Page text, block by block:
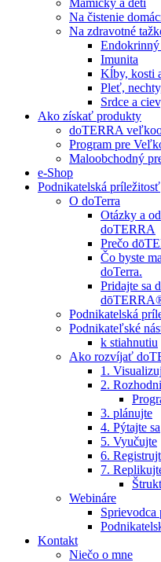
Mamičky a deti
Na čistenie
Na zdravotné
Endokrinný
Imunita
Kĺby, kosti
Pleť,
Srdce a
Ako získať produkty
doTERRA
Program pre
Maloobchodný
e-Shop
Podnikatelská príležitosť
O doTerra
Otázky a
doTERRA
Prečo
Čo byste
doTerra.
Pridajte sa
Podnikatelská
Podnikateľské
k stiahnutiu
Ako rozvíjať
1.
2.
3. plánujte
4. Pýtajte sa
5. Vyučujte
6.
7.
Webináre
Sprievodca
Kontakt
Niečo o mne